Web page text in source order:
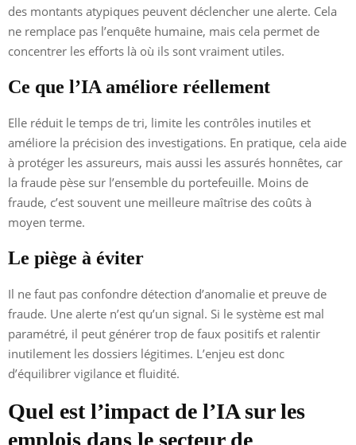
des montants atypiques peuvent déclencher une alerte. Cela
ne remplace pas l’enquête humaine, mais cela permet de
concentrer les efforts là où ils sont vraiment utiles.
Ce que l’IA améliore réellement
Elle réduit le temps de tri, limite les contrôles inutiles et
améliore la précision des investigations. En pratique, cela aide
à protéger les assureurs, mais aussi les assurés honnêtes, car
la fraude pèse sur l’ensemble du portefeuille. Moins de
fraude, c’est souvent une meilleure maîtrise des coûts à
moyen terme.
Le piège à éviter
Il ne faut pas confondre détection d’anomalie et preuve de
fraude. Une alerte n’est qu’un signal. Si le système est mal
paramétré, il peut générer trop de faux positifs et ralentir
inutilement les dossiers légitimes. L’enjeu est donc
d’équilibrer vigilance et fluidité.
Quel est l’impact de l’IA sur les
emplois dans le secteur de